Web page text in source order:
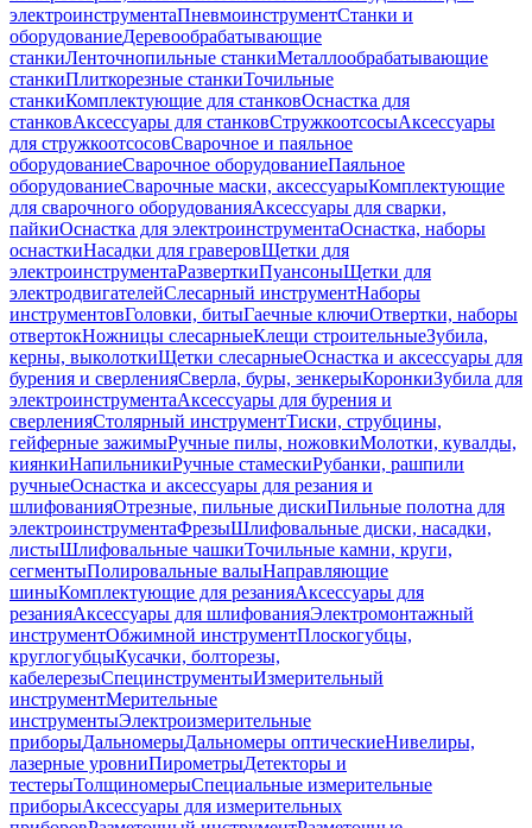
электроинструментаПневмоинструментСтанки и
оборудованиеДеревообрабатывающие
станкиЛенточнопильные станкиМеталлообрабатывающие
станкиПлиткорезные станкиТочильные
станкиКомплектующие для станковОснастка для
станковАксессуары для станковСтружкоотсосыАксессуары
для стружкоотсосовСварочное и паяльное
оборудованиеСварочное оборудованиеПаяльное
оборудованиеСварочные маски, аксессуарыКомплектующие
для сварочного оборудованияАксессуары для сварки,
пайкиОснастка для электроинструментаОснастка, наборы
оснасткиНасадки для граверовЩетки для
электроинструментаРазверткиПуансоныЩетки для
электродвигателейСлесарный инструментНаборы
инструментовГоловки, битыГаечные ключиОтвертки, наборы
отвертокНожницы слесарныеКлещи строительныеЗубила,
керны, выколоткиЩетки слесарныеОснастка и аксессуары для
бурения и сверленияСверла, буры, зенкерыКоронкиЗубила для
электроинструментаАксессуары для бурения и
сверленияСтолярный инструментТиски, струбцины,
гейферные зажимыРучные пилы, ножовкиМолотки, кувалды,
киянкиНапильникиРучные стамескиРубанки, рашпили
ручныеОснастка и аксессуары для резания и
шлифованияОтрезные, пильные дискиПильные полотна для
электроинструментаФрезыШлифовальные диски, насадки,
листыШлифовальные чашкиТочильные камни, круги,
сегментыПолировальные валыНаправляющие
шиныКомплектующие для резанияАксессуары для
резанияАксессуары для шлифованияЭлектромонтажный
инструментОбжимной инструментПлоскогубцы,
круглогубцыКусачки, болторезы,
кабелерезыСпецинструментыИзмерительный
инструментМерительные
инструментыЭлектроизмерительные
приборыДальномерыДальномеры оптическиеНивелиры,
лазерные уровниПирометрыДетекторы и
тестерыТолщиномерыСпециальные измерительные
приборыАксессуары для измерительных